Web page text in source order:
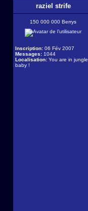
raziel strife
150 000 000 Berrys
Inscription: 06 Fév 2007
Messages: 1044
Localisation: You are in jungle
baby !